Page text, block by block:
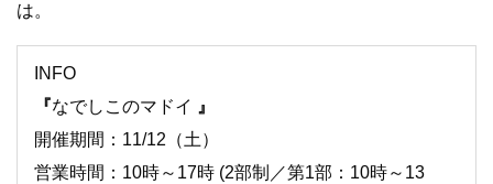
は。
INFO
『なでしこのマドイ
』
開催期間：11/12（土）
営業時間：10時～17時 (2部制／第1部：10時～13